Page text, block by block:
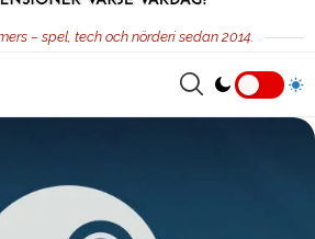
– spel, tech och nörderi sedan 2014.